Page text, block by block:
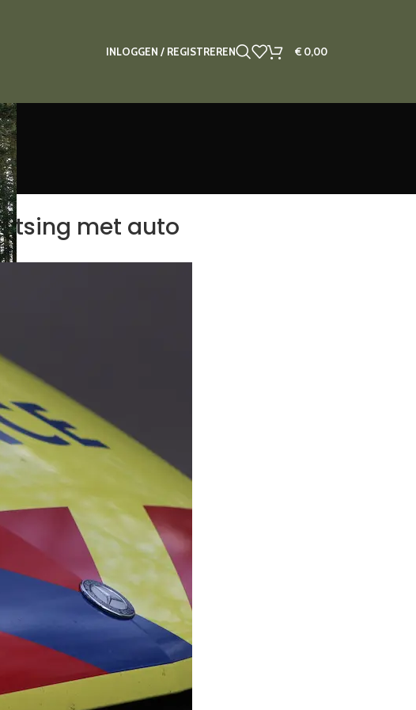
INLOGGEN / REGISTREREN € 0,00
met auto